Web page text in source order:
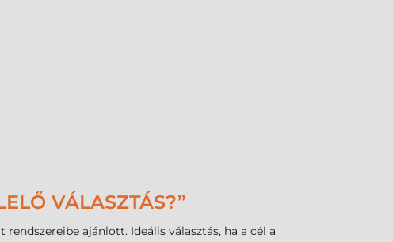
VÁLASZTÁS?”
ajánlott. Ideális választás, ha a cél a